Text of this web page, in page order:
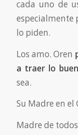
cada uno de
especialmente
lo piden.
Los amo. Oren
a traer lo
sea.
Su Madre en el
Madre de